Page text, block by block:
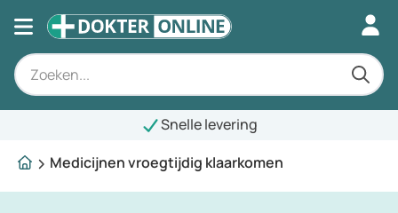
Snelle levering
Medicijnen vroegtijdig klaarkomen